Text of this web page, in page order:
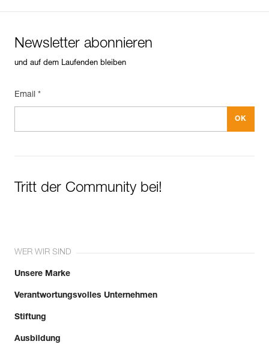
Newsletter abonnieren
und auf dem Laufenden bleiben
Email *
Tritt der Community bei!
WER WIR SIND
Unsere Marke
Verantwortungsvolles Unternehmen
Stiftung
Ausbildung